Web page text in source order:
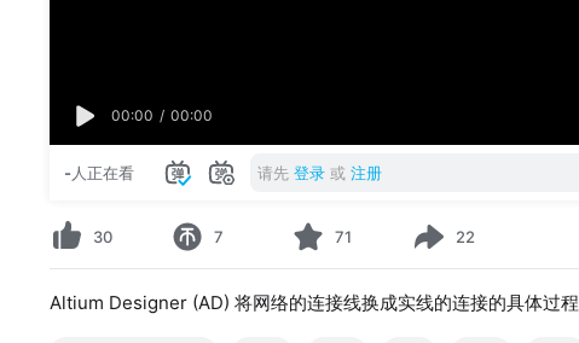
00:00 / 00:00
-人正在看 请先 登录 或 注册
30 7 71 22
Altium Designer (AD) 将网络的连接线换成实线的连接的具体过程